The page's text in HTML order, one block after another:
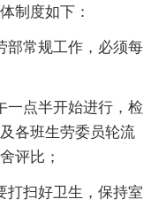
制度如下：
常规工作，必须每
点半开始进行，检
各班生劳委员轮流
评比；
扫好卫生，保持室